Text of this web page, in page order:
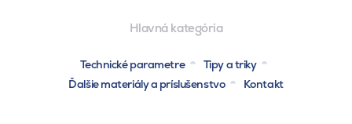
Hlavná kategória
Technické parametre
Tipy a triky
Ďalšie materiály a príslušenstvo
Kontakt